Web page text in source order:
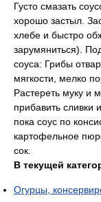
Густо смазать
хорошо застыл.
хлебе и быстро
зарумяниться).
соуса: Грибы
мягкости, мелко
Растереть муку и
прибавить сливки
пока соус по
картофельное
сок.
В текущей
Огурцы,